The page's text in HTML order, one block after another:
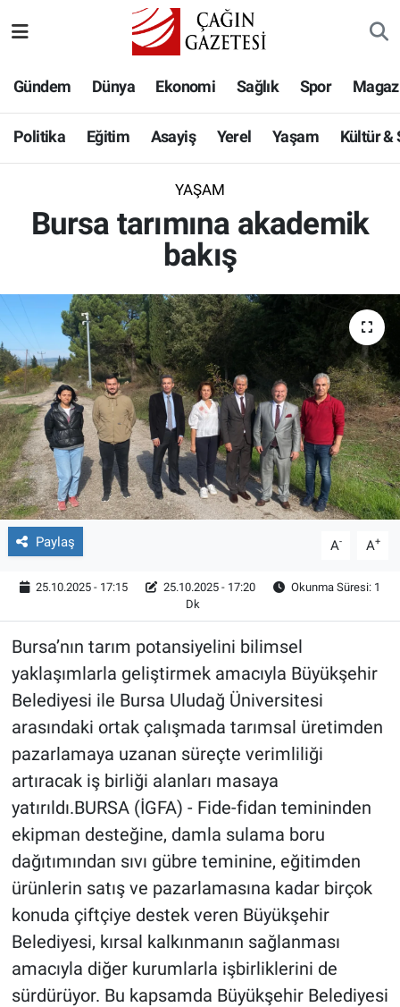
Gündem Dünya Ekonomi Sağlık Spor
Politika Eğitim Asayiş Yerel Yaşam Kültür &
YAŞAM
Bursa tarımına akademik
bakış
Paylaş A- A+
25.10.2025 - 17:15 25.10.2025 - 17:20
Okunma Süresi: 1
Dk
Bursa’nın tarım potansiyelini bilimsel
yaklaşımlarla geliştirmek amacıyla Büyükşehir
Belediyesi ile Bursa Uludağ Üniversitesi
arasındaki ortak çalışmada tarımsal üretimden
pazarlamaya uzanan süreçte verimliliği
artıracak iş birliği alanları masaya
yatırıldı.BURSA (İGFA) - Fide-fidan temininden
ekipman desteğine, damla sulama boru
dağıtımından sıvı gübre teminine, eğitimden
ürünlerin satış ve pazarlamasına kadar birçok
konuda çiftçiye destek veren Büyükşehir
Belediyesi, kırsal kalkınmanın sağlanması
amacıyla diğer kurumlarla işbirliklerini de
sürdürüyor. Bu kapsamda Büyükşehir Belediyesi
Eğitim
Asayiş
Kültür & Sanat
Bilim-Teknoloji
Köşe Yazıları
Röportaj
Video Galeri
Hava Durumu
Namaz Vakitleri
Süper Lig Puan Durumu ve Fikstür
Tüm Manşetler
Son Dakika Haberleri
Haber Arşivi